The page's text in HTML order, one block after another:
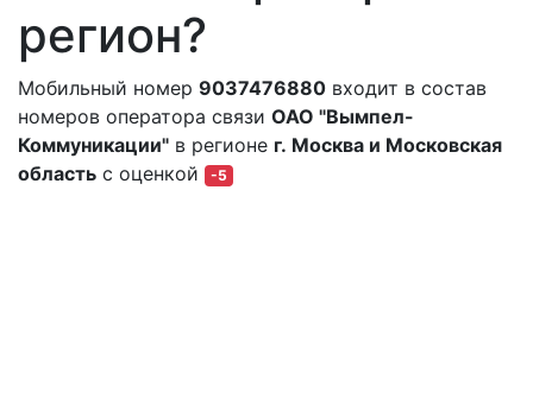
регион?
Мобильный номер 9037476880 входит в состав
номеров оператора связи ОАО "Вымпел-
Коммуникации" в регионе г. Москва и Московская
область с оценкой -5